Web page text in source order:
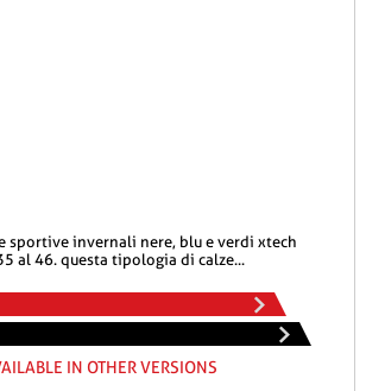
al 46. questa tipologia di calze...
IN OTHER VERSIONS